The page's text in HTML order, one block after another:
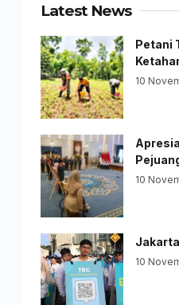
Latest News
Petani
10
10
10